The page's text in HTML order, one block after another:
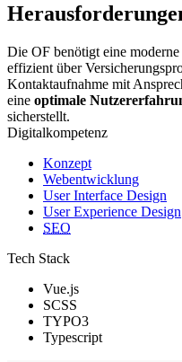
Die OF benötigt eine moderne
effizient über
Kontaktaufnahme mit
eine optimale
sicherstellt.
Digitalkompetenz
Konzept
Webentwicklung
User Interface Design
User Experience Design
SEO
Tech Stack
Vue.js
SCSS
TYPO3
Typescript